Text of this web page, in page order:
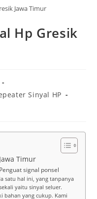
Jawa Timur
Hp Gresik
Sinyal HP
Timur
signal ponsel
satu hal ini, yang tanpanya
yaitu sinyal seluer.
bahan yang cukup. Kami